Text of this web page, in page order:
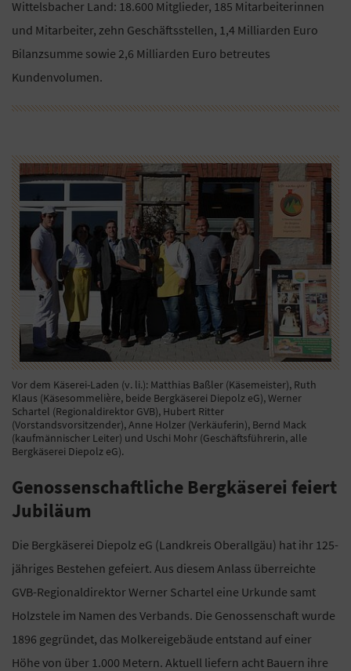
Wittelsbacher Land: 18.600 Mitglieder, 185 Mitarbeiterinnen
und Mitarbeiter, zehn Geschäftsstellen, 1,4 Milliarden Euro
Bilanzsumme sowie 2,6 Milliarden Euro betreutes
Kundenvolumen.
Vor dem Käserei-Laden (v. li.): Matthias Baßler (Käsemeister), Ruth
Klaus (Käsesommelière, beide Bergkäserei Diepolz eG), Werner
Schartel (Regionaldirektor GVB), Hubert Ritter
(Vorstandsvorsitzender), Anne Holzer (Verkäuferin), Bernd Mack
(kaufmännischer Leiter) und Uschi Mohr (Geschäftsführerin, alle
Bergkäserei Diepolz eG).
Genossenschaftliche Bergkäserei feiert
Jubiläum
Die Bergkäserei Diepolz eG (Landkreis Oberallgäu) hat ihr 125-
jähriges Bestehen gefeiert. Aus diesem Anlass überreichte
GVB-Regionaldirektor Werner Schartel eine Urkunde samt
Holzstele im Namen des Verbands. Die Genossenschaft wurde
1896 gegründet, das Molkereigebäude entstand auf einer
Höhe von über 1.000 Metern. Aktuell liefern acht Bauern ihre